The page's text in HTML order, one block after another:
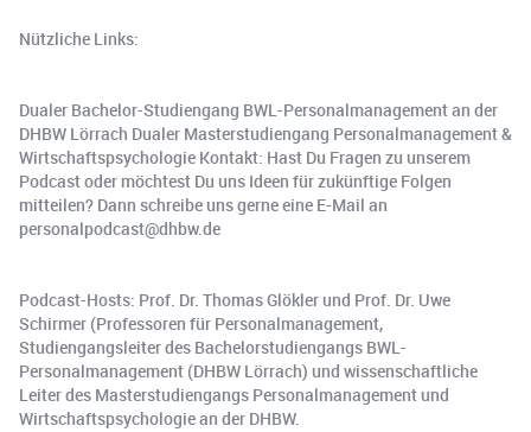
Nützliche Links:
Dualer Bachelor-Studiengang BWL-Personalmanagement an der
DHBW Lörrach Dualer Masterstudiengang Personalmanagement &
Wirtschaftspsychologie Kontakt: Hast Du Fragen zu unserem
Podcast oder möchtest Du uns Ideen für zukünftige Folgen
mitteilen? Dann schreibe uns gerne eine E-Mail an
personalpodcast@dhbw.de
Podcast-Hosts: Prof. Dr. Thomas Glökler und Prof. Dr. Uwe
Schirmer (Professoren für Personalmanagement,
Studiengangsleiter des Bachelorstudiengangs BWL-
Personalmanagement (DHBW Lörrach) und wissenschaftliche
Leiter des Masterstudiengangs Personalmanagement und
Wirtschaftspsychologie an der DHBW.